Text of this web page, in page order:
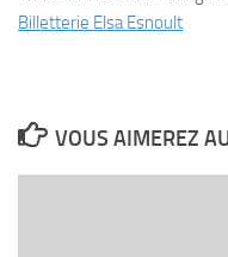
Billetterie Elsa Esnoult
VOUS AIMEREZ